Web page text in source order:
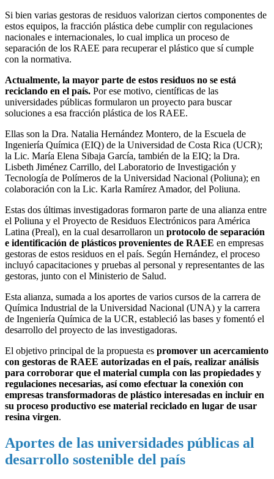
Si bien varias gestoras de residuos valorizan ciertos componentes de
estos equipos, la fracción plástica debe cumplir con regulaciones
nacionales e internacionales, lo cual implica un proceso de
separación de los RAEE para recuperar el plástico que sí cumple
con la normativa.
Actualmente, la mayor parte de estos residuos no se está
reciclando en el país. Por ese motivo, científicas de las
universidades públicas formularon un proyecto para buscar
soluciones a esa fracción plástica de los RAEE.
Ellas son la Dra. Natalia Hernández Montero, de la Escuela de
Ingeniería Química (EIQ) de la Universidad de Costa Rica (UCR);
la Lic. María Elena Sibaja García, también de la EIQ; la Dra.
Lisbeth Jiménez Carrillo, del Laboratorio de Investigación y
Tecnología de Polímeros de la Universidad Nacional (Poliuna); en
colaboración con la Lic. Karla Ramírez Amador, del Poliuna.
Estas dos últimas investigadoras formaron parte de una alianza entre
el Poliuna y el Proyecto de Residuos Electrónicos para América
Latina (Preal), en la cual desarrollaron un protocolo de separación
e identificación de plásticos provenientes de RAEE en empresas
gestoras de estos residuos en el país. Según Hernández, el proceso
incluyó capacitaciones y pruebas al personal y representantes de las
gestoras, junto con el Ministerio de Salud.
Esta alianza, sumada a los aportes de varios cursos de la carrera de
Química Industrial de la Universidad Nacional (UNA) y la carrera
de Ingeniería Química de la UCR, estableció las bases y fomentó el
desarrollo del proyecto de las investigadoras.
El objetivo principal de la propuesta es promover un acercamiento
con gestoras de RAEE autorizadas en el país, realizar análisis
para corroborar que el material cumpla con las propiedades y
regulaciones necesarias, así como efectuar la conexión con
empresas transformadoras de plástico interesadas en incluir en
su proceso productivo ese material reciclado en lugar de usar
resina virgen.
Aportes de las universidades públicas al
desarrollo sostenible del país